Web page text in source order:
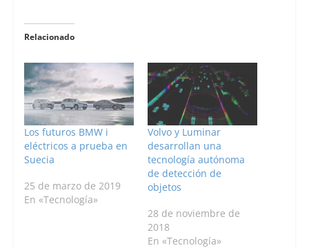
Relacionado
Los futuros BMW i
eléctricos a prueba en
Suecia
25 de marzo de 2019
En «Tecnología»
Volvo y Luminar
desarrollan una
tecnología autónoma
de detección de
objetos
28 de noviembre de
2018
En «Tecnología»